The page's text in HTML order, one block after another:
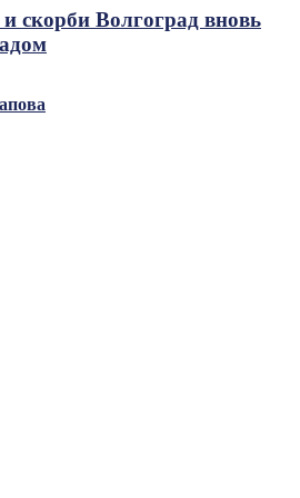
скорби Волгоград вновь